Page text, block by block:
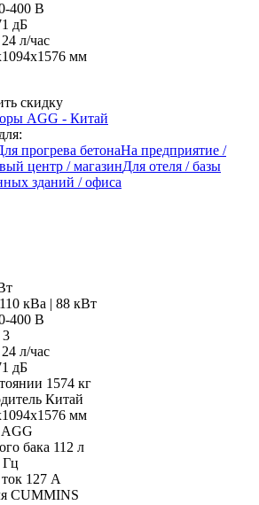
400 В
дБ
24 л/час
мм
скидку
AGG - Китай
прогрева бетонаНа предприятие /
центр / магазинДля отеля / базы
зданий / офиса
110 кВа | 88 кВт
400 В
3
24 л/час
дБ
1574 кг
Китай
мм
AGG
бака 112 л
Гц
127 А
CUMMINS